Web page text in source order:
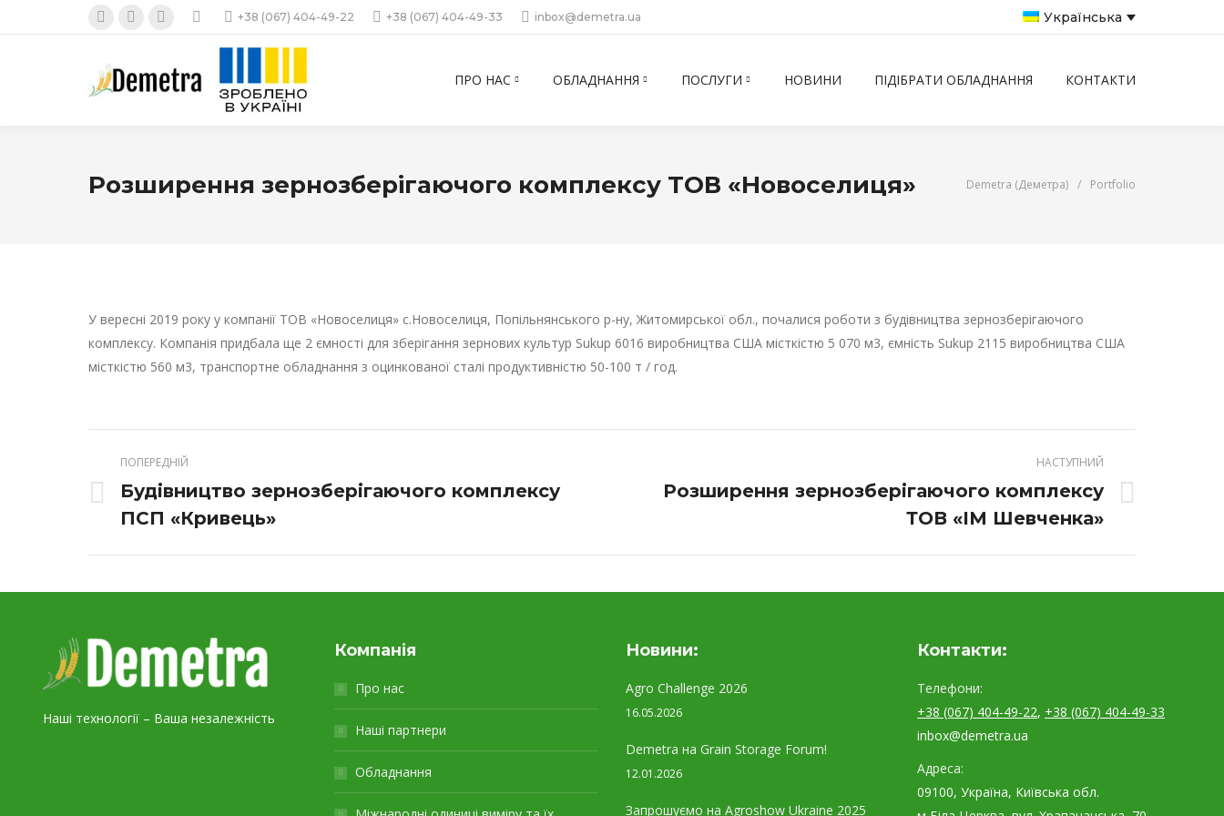
opensopensopens
+38 (067) 404-49-22 +38 (067) 404-49-33 inbox@demetra.ua Українська
ПРО НАС ОБЛАДНАННЯ ПОСЛУГИ НОВИНИ ПІДІБРАТИ ОБЛАДНАННЯ КОНТАКТИ
Розширення зернозберігаючого комплексу ТОВ «Новоселиця» Demetra (Деметра) / Portfolio
У вересні 2019 року у компанії ТОВ «Новоселиця» с.Новоселиця, Попільнянського р-ну, Житомирської обл., почалися роботи з будівництва зернозберігаючого
комплексу. Компанія придбала ще 2 ємності для зберігання зернових культур Sukup 6016 виробництва США місткістю 5 070 м3, ємність Sukup 2115 виробництва США
місткістю 560 м3, транспортне обладнання з оцинкованої сталі продуктивністю 50-100 т / год.
ПОПЕРЕДНІЙ
Previous
project:
Будівництво зернозберігаючого комплексу
ПСП «Кривець»
НАСТУПНИЙ
Next
Розширення зернозберігаючого комплексу
ТОВ «ІМ Шевченка»
Наші технології – Ваша незалежність
Компанія
Про нас
Наші партнери
Обладнання
Новини:
Agro Challenge 2026
16.05.2026
Demetra на Grain Storage Forum!
12.01.2026
Запрошуємо на Agroshow Ukraine 2025
Контакти:
Телефони:
+38 (067) 404-49-22, +38 (067) 404-49-33
inbox@demetra.ua
Адреса:
09100, Україна, Київська обл.